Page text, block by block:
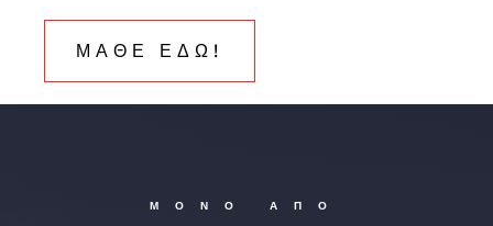
ΜΑΘΕ ΕΔΩ!
ΜΟΝΟ ΑΠΟ